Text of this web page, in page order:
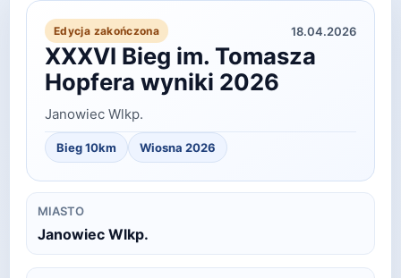
Edycja zakończona 18.04.2026
XXXVI Bieg im. Tomasza
Hopfera wyniki 2026
Janowiec Wlkp.
Bieg 10km Wiosna 2026
MIASTO
Janowiec Wlkp.